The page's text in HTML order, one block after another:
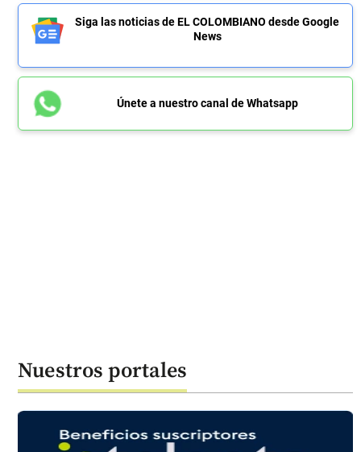
Siga las noticias de EL COLOMBIANO desde Google
News
Únete a nuestro canal de Whatsapp
Nuestros portales